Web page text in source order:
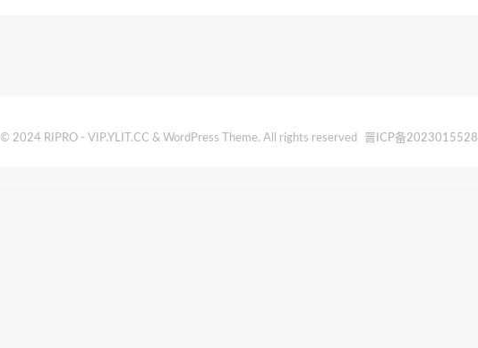
© 2024 RIPRO - VIP.YLIT.CC & WordPress Theme. All rights reserved 晋ICP备